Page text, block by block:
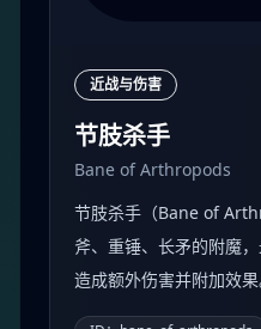
近战与伤害
节肢杀手
Bane of Arthropods
节肢杀手（Bane of
斧、重锤、长矛的附魔
造成额外伤害并附加效果